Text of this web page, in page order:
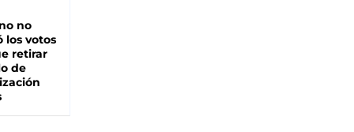
no
los votos
retirar
de